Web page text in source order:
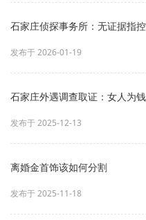
石家庄侦探事务所：无证据指
发布于 2026-01-19
石家庄外遇调查取证：女人为
发布于 2025-12-13
离婚金首饰该如何分割
发布于 2025-11-18